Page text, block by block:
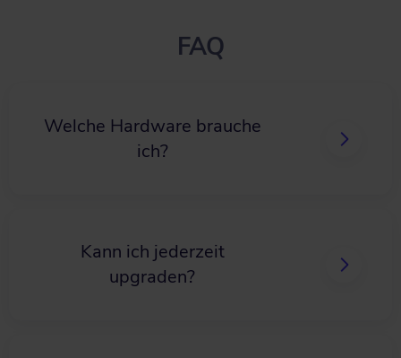
FAQ
Welche Hardware brauche
ich?
Kann ich jederzeit
upgraden?